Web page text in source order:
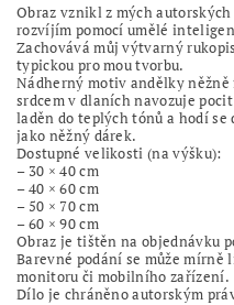
Obraz vznikl z mých
rozvíjím pomocí umělé
Zachovává můj výtvarný
typickou pro mou tvorbu.
Nádherný motiv andělky
srdcem v dlaních navozuje
laděn do teplých tónů a hodí
jako něžný dárek.
Dostupné velikosti (na výšku):
– 30 × 40 cm
– 40 × 60 cm
– 50 × 70 cm
– 60 × 90 cm
Obraz je tištěn na objednávku
Barevné podání se může
monitoru či mobilního zařízení.
Dílo je chráněno autorským